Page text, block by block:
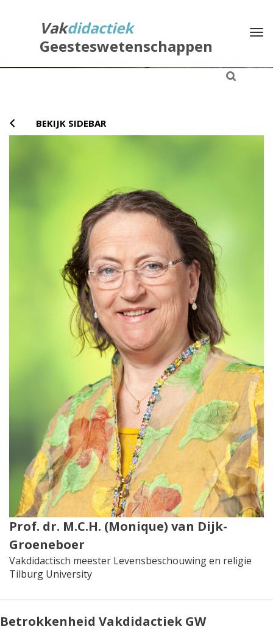
Vakdidactiek
Geesteswetenschappen
BEKIJK SIDEBAR
Prof. dr. M.C.H. (Monique) van Dijk-
Groeneboer
Vakdidactisch meester Levensbeschouwing en religie
Tilburg University
Betrokkenheid Vakdidactiek GW